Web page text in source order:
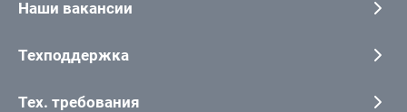
Наши вакансии
Техподдержка
Тех. требования